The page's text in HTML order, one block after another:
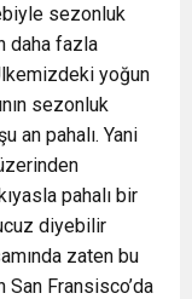
sezonluk
daha fazla
yoğun
sezonluk
an pahalı. Yani
pahalı bir
diyebilir
zaten bu
San Fransisco’da